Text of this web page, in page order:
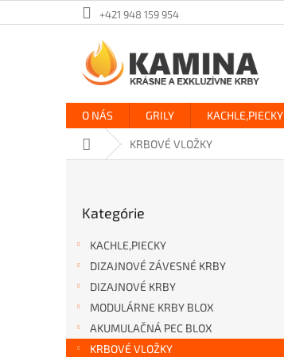
na
+421 948 159 954
O NÁS GRILY KACHLE,PIECKY
DomovKRBOVÉ VLOŽKY
kategórie
Kategórie
KACHLE,PIECKY
DIZAJNOVÉ ZÁVESNÉ KRBY
DIZAJNOVÉ KRBY
MODULÁRNE KRBY BLOX
AKUMULAČNÁ PEC BLOX
KRBOVÉ VLOŽKY